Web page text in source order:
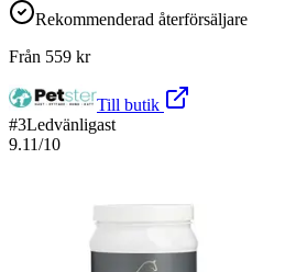
Rekommenderad återförsäljare
Från 559 kr
Till butik
#3Ledvänligast
9.11/10